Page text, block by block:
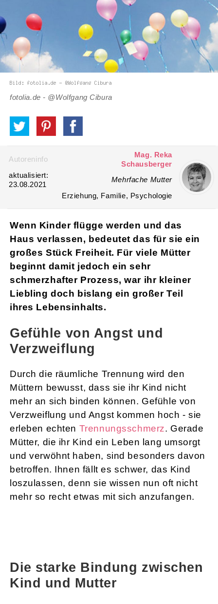
fotolia.de - @Wolfgang Cibura
Autoreninfo
Mag. Reka
Schausberger
aktualisiert:
23.08.2021
Mehrfache Mutter
Erziehung, Familie, Psychologie
Wenn Kinder flügge werden und das
Haus verlassen, bedeutet das für sie ein
großes Stück Freiheit. Für viele Mütter
beginnt damit jedoch ein sehr
schmerzhafter Prozess, war ihr kleiner
Liebling doch bislang ein großer Teil
ihres Lebensinhalts.
Gefühle von Angst und
Verzweiflung
Durch die räumliche Trennung wird den
Müttern bewusst, dass sie ihr Kind nicht
mehr an sich binden können. Gefühle von
Verzweiflung und Angst kommen hoch - sie
erleben echten Trennungsschmerz. Gerade
Mütter, die ihr Kind ein Leben lang umsorgt
und verwöhnt haben, sind besonders davon
betroffen. Ihnen fällt es schwer, das Kind
loszulassen, denn sie wissen nun oft nicht
mehr so recht etwas mit sich anzufangen.
Die starke Bindung zwischen
Kind und Mutter